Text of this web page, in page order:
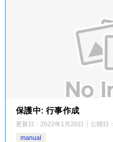
保護中: 行事作成
更新日： 2022年1月20日 公開日：
manual